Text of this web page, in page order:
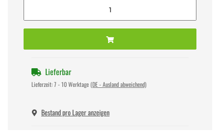
Lieferbar
Lieferzeit:7 - 10 Werktage (DE - Ausland abweichend)
Bestand pro Lager anzeigen